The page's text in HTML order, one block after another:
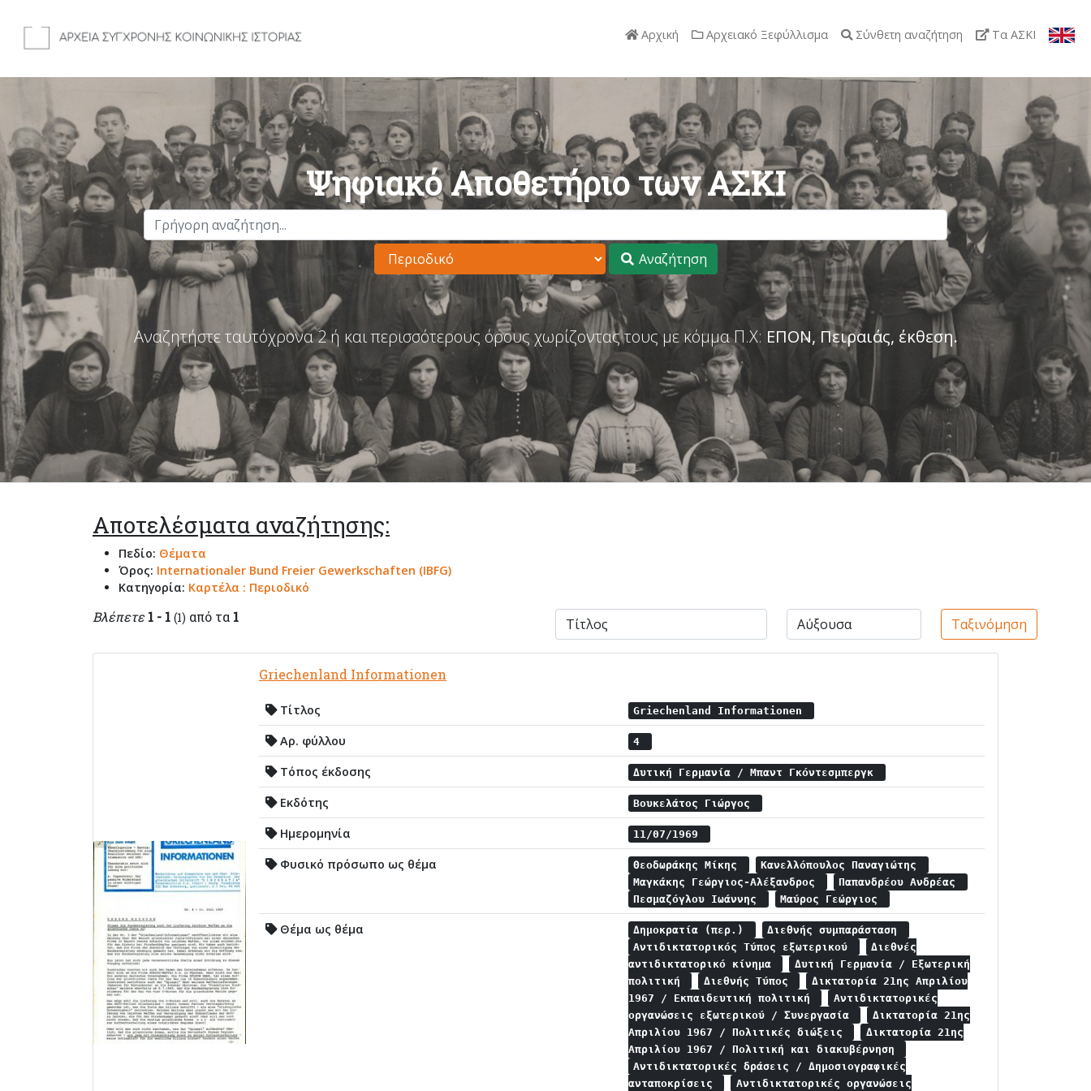
Αρχική Αρχειακό Ξεφύλλισμα Σύνθετη αναζήτηση Τα ΑΣΚΙ
Ψηφιακό Αποθετήριο των ΑΣΚΙ
Αναζήτηση
Αναζητήστε ταυτόχρονα 2 ή και περισσότερους όρους χωρίζοντας τους με κόμμα Π.Χ: ΕΠΟΝ, Πειραιάς, έκθεση.
Αποτελέσματα αναζήτησης:
Πεδίο: Θέματα
Όρος: Internationaler Bund Freier Gewerkschaften (IBFG)
Κατηγορία: Καρτέλα : Περιοδικό
Βλέπετε 1 - 1 (1) από τα 1 Ταξινόμηση
Griechenland Informationen
Τίτλος Griechenland Informationen
Αρ. φύλλου 4
Τόπος έκδοσης Δυτική Γερμανία / Μπαντ Γκόντεσμπεργκ
Εκδότης Βουκελάτος Γιώργος
Ημερομηνία 11/07/1969
Φυσικό πρόσωπο ως θέμα Θεοδωράκης Μίκης
Κανελλόπουλος Παναγιώτης
Μαγκάκης Γεώργιος-Αλέξανδρος
Παπανδρέου Ανδρέας
Πεσμαζόγλου Ιωάννης
Μαύρος Γεώργιος
Θέμα ως θέμα Δημοκρατία (περ.)
Διεθνής συμπαράσταση
Αντιδικτατορικός Τύπος εξωτερικού
Διεθνές
αντιδικτατορικό κίνημα
Δυτική Γερμανία / Εξωτερική
πολιτική
Διεθνής Τύπος
Δικτατορία 21ης Απριλίου
1967 / Εκπαιδευτική πολιτική
Αντιδικτατορικές
οργανώσεις εξωτερικού / Συνεργασία
Δικτατορία 21ης
Απριλίου 1967 / Πολιτικές διώξεις
Δικτατορία 21ης
Απριλίου 1967 / Πολιτική και διακυβέρνηση
Αντιδικτατορικές δράσεις / Δημοσιογραφικές
ανταποκρίσεις
Αντιδικτατορικές οργανώσεις